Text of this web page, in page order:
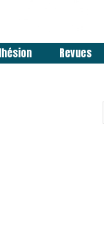
Revues